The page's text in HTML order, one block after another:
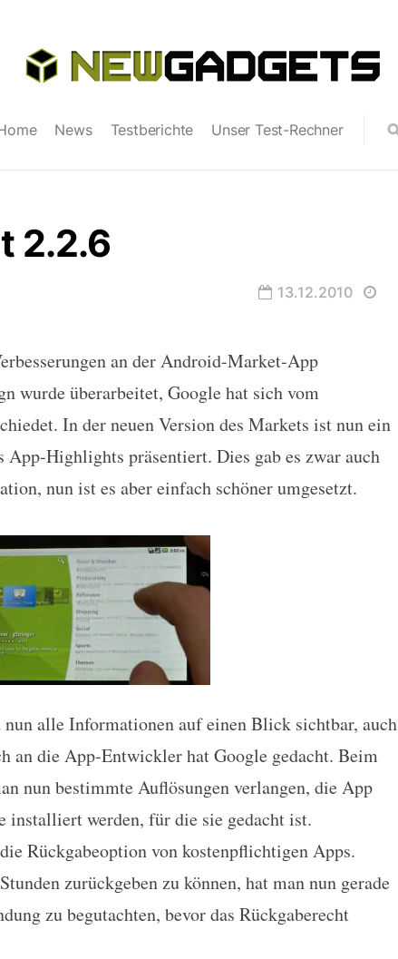
News Testberichte Unser Test-Rechner
2.2.6
13.12.2010
an der Android-Market-App
wurde überarbeitet, Google hat sich vom
In der neuen Version des Markets ist nun ein
Highlights präsentiert. Dies gab es zwar auch
nun ist es aber einfach schöner umgesetzt.
alle Informationen auf einen Blick sichtbar, auch
an die App-Entwickler hat Google gedacht. Beim
nun bestimmte Auflösungen verlangen, die App
installiert werden, für die sie gedacht ist.
Rückgabeoption von kostenpflichtigen Apps.
zurückgeben zu können, hat man nun gerade
zu begutachten, bevor das Rückgaberecht